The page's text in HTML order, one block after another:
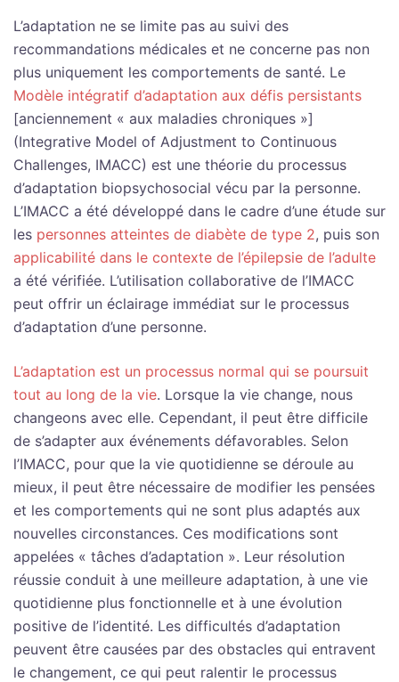
L’adaptation ne se limite pas au suivi des
recommandations médicales et ne concerne pas non
plus uniquement les comportements de santé. Le
Modèle intégratif d’adaptation aux défis persistants
[anciennement « aux maladies chroniques »]
(Integrative Model of Adjustment to Continuous
Challenges, IMACC) est une théorie du processus
d’adaptation biopsychosocial vécu par la personne.
L’IMACC a été développé dans le cadre d’une étude sur
les personnes atteintes de diabète de type 2, puis son
applicabilité dans le contexte de l’épilepsie de l’adulte
a été vérifiée. L’utilisation collaborative de l’IMACC
peut offrir un éclairage immédiat sur le processus
d’adaptation d’une personne.
L’adaptation est un processus normal qui se poursuit
tout au long de la vie. Lorsque la vie change, nous
changeons avec elle. Cependant, il peut être difficile
de s’adapter aux événements défavorables. Selon
l’IMACC, pour que la vie quotidienne se déroule au
mieux, il peut être nécessaire de modifier les pensées
et les comportements qui ne sont plus adaptés aux
nouvelles circonstances. Ces modifications sont
appelées « tâches d’adaptation ». Leur résolution
réussie conduit à une meilleure adaptation, à une vie
quotidienne plus fonctionnelle et à une évolution
positive de l’identité. Les difficultés d’adaptation
peuvent être causées par des obstacles qui entravent
le changement, ce qui peut ralentir le processus